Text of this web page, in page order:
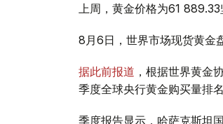
上周，黄金价格为61
8月6日，世界市场现货黄金
据此前报道 ，根据世界黄金
季度全球央行黄金购买量排
季度报告显示，哈萨克斯坦